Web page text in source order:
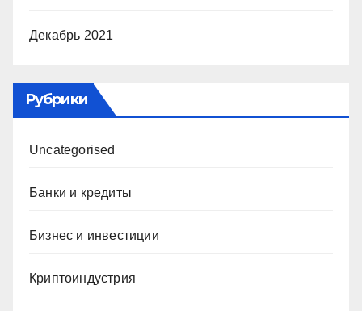
Декабрь 2021
Рубрики
Uncategorised
Банки и кредиты
Бизнес и инвестиции
Криптоиндустрия